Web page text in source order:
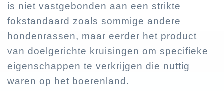
is niet vastgebonden aan een strikte
fokstandaard zoals sommige andere
hondenrassen, maar eerder het product
van doelgerichte kruisingen om specifieke
eigenschappen te verkrijgen die nuttig
waren op het boerenland.